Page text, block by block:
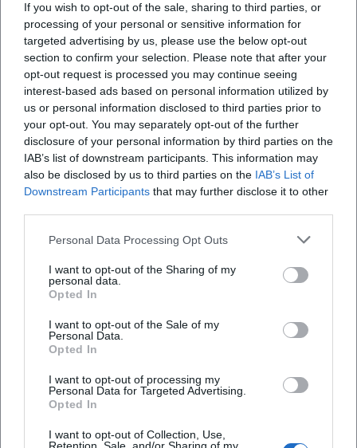
If you wish to opt-out of the sale, sharing to third parties, or
processing of your personal or sensitive information for
targeted advertising by us, please use the below opt-out
section to confirm your selection. Please note that after your
opt-out request is processed you may continue seeing
interest-based ads based on personal information utilized by
us or personal information disclosed to third parties prior to
your opt-out. You may separately opt-out of the further
disclosure of your personal information by third parties on the
IAB’s list of downstream participants. This information may
also be disclosed by us to third parties on the IAB’s List of
Downstream Participants that may further disclose it to other
Personal Data Processing Opt Outs
I want to opt-out of the Sharing of my
personal data.
Opted In
I want to opt-out of the Sale of my
Personal Data.
Opted In
I want to opt-out of processing my
Personal Data for Targeted Advertising.
Opted In
I want to opt-out of Collection, Use,
Live‑Klang zu einer eigenen Produktionsästhetik, die sich
zwischen Studiopräzision und improvisatorischer Freiheit
bewegt.
Rezeption, Charts und Auszeichnungen
Obwohl Teile des klassischen Establishments seine Musik
als zu zugänglich kritisierten, setzte sich Einaudis Ansatz
beim Publikum durch. In Hörerumfragen,
Streaming‑Zahlen und Live‑Resonanz zeigt sich eine
nachhaltige Wirksamkeit. 2025 etwa dominierten gleich
mehrere Einaudi‑Alben die deutschen Klassik‑Jahrescharts
– ein Indiz dafür, wie stark seine Katalogtitel weiterhin
Strahlkraft flankieren. Auch die internationale Presse
zu verbinden – vom Feuilleton bis zum Pop‑Feuilleton.
Nicht zuletzt belegen umfangreiche Tourneen,
Kulturformaten die Autorität seines Werks. Einaudi ist in
der öffentlichen Wahrnehmung vom Nischenphänomen
zur Referenz für kontemplative Pianomusik geworden –
ohne seine leise, persönliche Tonsprache zu opfern.
Kollaborationen und Generationendialog
Die künstlerische Entwicklung Einaudis speist sich auch